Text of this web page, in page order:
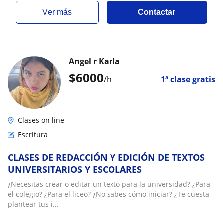
ver más Contactar
$6000/h 1ª clase gratis
Angel r Karla
Clases on line
Escritura
CLASES DE REDACCIÓN Y EDICIÓN DE TEXTOS
UNIVERSITARIOS Y ESCOLARES
¿Necesitas crear o editar un texto para la universidad? ¿Para
el colegio? ¿Para el liceo? ¿No sabes cómo iniciar? ¿Te cuesta
plantear tus i...